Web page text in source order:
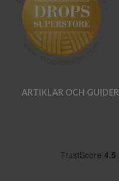
ARTIKLAR OCH GUIDER